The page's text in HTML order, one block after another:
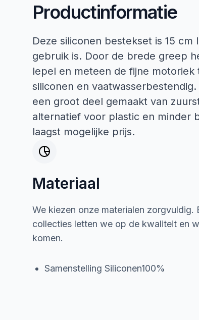
Productinformatie
Deze siliconen bestekset is 15
gebruik is. Door de brede greep
lepel en meteen de fijne
siliconen en
een groot deel gemaakt van
alternatief voor plastic en minder
laagst mogelijke prijs.
Materiaal
We kiezen onze materialen zorgvuldig.
collecties letten we op de kwaliteit en
komen.
Samenstelling Siliconen100%